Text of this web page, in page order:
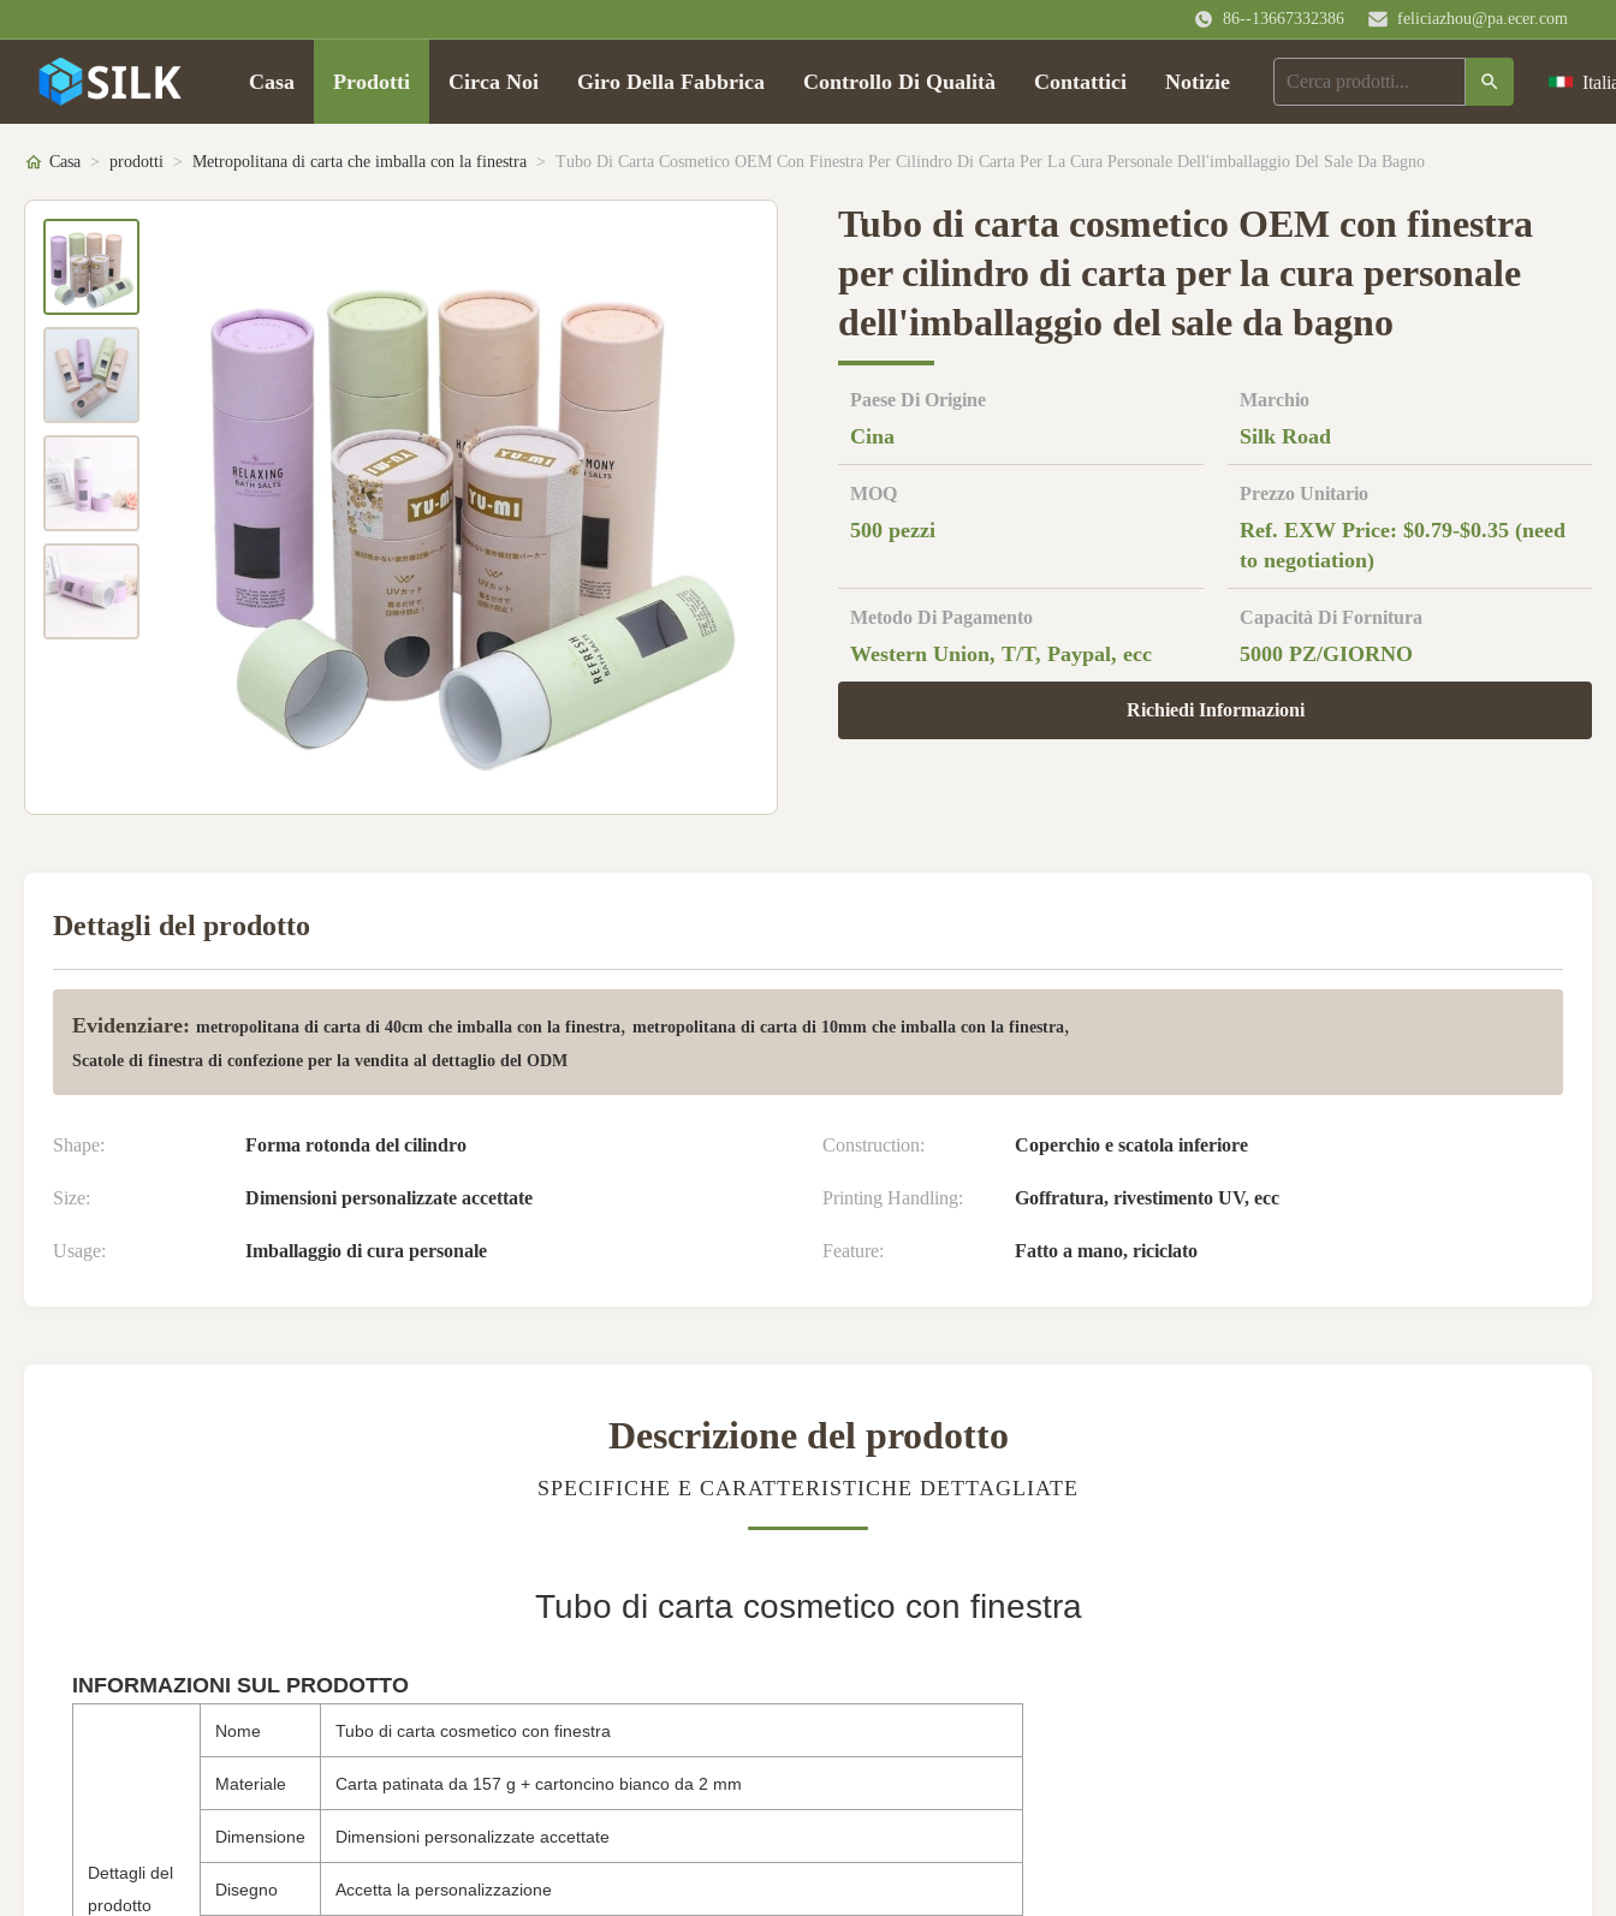
86--13667332386 feliciazhou@pa.ecer.com
Casa Prodotti Circa Noi Giro Della Fabbrica Controllo Di Qualità Contattici Notizie
Casa > prodotti > Metropolitana di carta che imballa con la finestra > Tubo Di Carta Cosmetico OEM Con Finestra Per Cilindro Di Carta Per La Cura Personale Dell'imballaggio Del Sale Da Bagno
Tubo di carta cosmetico OEM con finestra
per cilindro di carta per la cura personale
dell'imballaggio del sale da bagno
Paese Di Origine
Cina
Marchio
Silk Road
MOQ
500 pezzi
Prezzo Unitario
Ref. EXW Price: $0.79-$0.35 (need
to negotiation)
Metodo Di Pagamento
Western Union, T/T, Paypal, ecc
Capacità Di Fornitura
5000 PZ/GIORNO
Richiedi Informazioni
Dettagli del prodotto
Evidenziare: metropolitana di carta di 40cm che imballa con la finestra, metropolitana di carta di 10mm che imballa con la finestra,
Scatole di finestra di confezione per la vendita al dettaglio del ODM
Shape: Forma rotonda del cilindro Construction: Coperchio e scatola inferiore
Size: Dimensioni personalizzate accettate Printing Handling: Goffratura, rivestimento UV, ecc
Usage: Imballaggio di cura personale Feature: Fatto a mano, riciclato
Descrizione del prodotto
SPECIFICHE E CARATTERISTICHE DETTAGLIATE
Tubo di carta cosmetico con finestra
INFORMAZIONI SUL PRODOTTO
Dettagli del
prodotto
Nome Tubo di carta cosmetico con finestra
Materiale Carta patinata da 157 g + cartoncino bianco da 2 mm
Dimensione Dimensioni personalizzate accettate
Disegno Accetta la personalizzazione